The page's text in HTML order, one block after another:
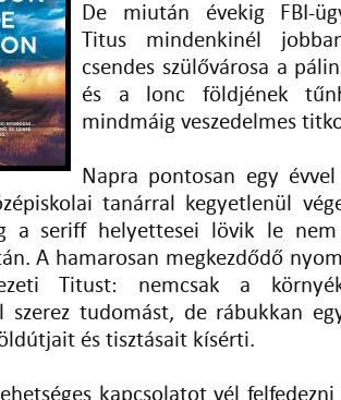
De miután évekig FBI-
Titus mindenkinél
csendes szülővárosa a
és a lonc földjének
mindmáig veszedelmes
Napra pontosan egy
tanárral kegyetlenül
a seriff helyettesei lövik le
A hamarosan megkezdődő
Titust: nemcsak a
szerez tudomást, de rábukkan
és tisztásait kísérti.
kapcsolatot vél